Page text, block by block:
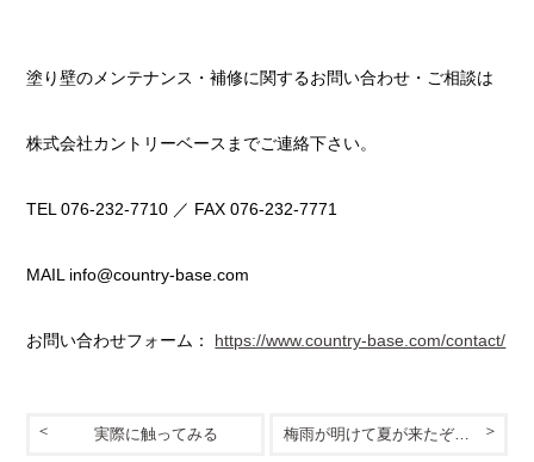
塗り壁のメンテナンス・補修に関するお問い合わせ・ご相談は
株式会社カントリーベースまでご連絡下さい。
TEL 076-232-7710 ／ FAX 076-232-7771
MAIL info@country-base.com
お問い合わせフォーム： https://www.country-base.com/contact/
梅雨が明けて夏が来たぞ〜！
実際に触ってみる